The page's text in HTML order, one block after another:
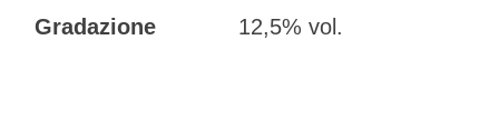
Gradazione 12,5% vol.